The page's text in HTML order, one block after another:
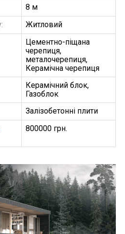
8 м
Житловий
Цементно-піщана
черепиця,
металочерепиця,
Керамічна черепиця
Керамічний блок,
Газоблок
Залізобетонні плити
800000 грн.
БУДИНКІВ
З
ПРОЕКТ”